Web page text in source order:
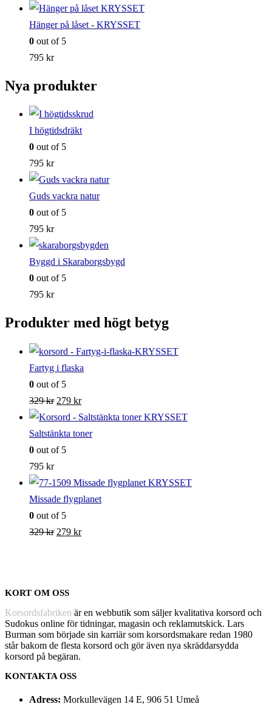
Hänger på låset - KRYSSET
0 out of 5
795 kr
Nya produkter
I högtidsdräkt
0 out of 5
795 kr
Guds vackra natur
0 out of 5
795 kr
Byggd i Skaraborgsbygd
0 out of 5
795 kr
Produkter med högt betyg
Fartyg i flaska
0 out of 5
329kr Det
ursprungliga
priset
var:
279 krDet
nuvarande
priset
Saltstänkta toner
0 out of 5
795 kr
Missade flygplanet
0 out of 5
329kr Det
329 kr.
279 krDet
KORT OM OSS
Korsordsfabriken är en webbutik som säljer kvalitativa korsord och
Sudokus online för tidningar, magasin och reklamutskick. Lars
Burman som började sin karriär som korsordsmakare redan 1980
står bakom de flesta korsord och gör även nya skräddarsydda
korsord på begäran.
KONTAKTA OSS
Adress: Morkullevägen 14 E, 906 51 Umeå